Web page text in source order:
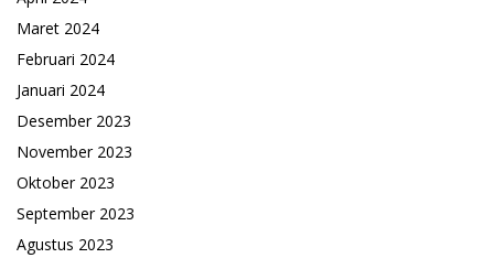
Maret 2024
Februari 2024
Januari 2024
Desember 2023
November 2023
Oktober 2023
September 2023
Agustus 2023